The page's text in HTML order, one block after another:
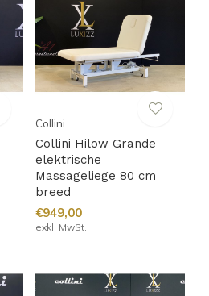
Collini
Collini Hilow Grande
elektrische
Massageliege 80 cm
breed
€949,00
exkl. MwSt.